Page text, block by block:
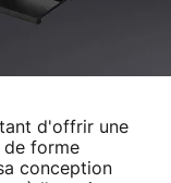
d'offrir une
de forme
conception